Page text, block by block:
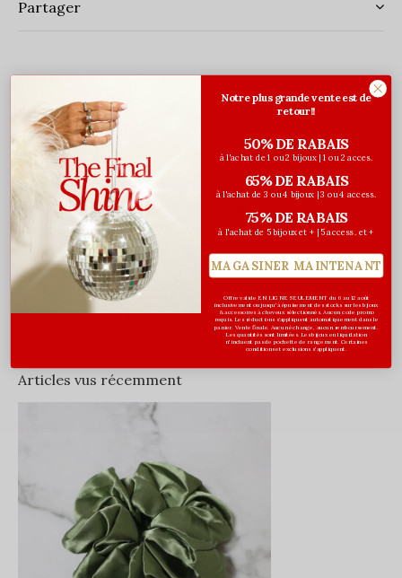
Partager
Description complète
Taille régulière
Élastique robuste et ultraextensible
Tissu satiné brillant
Convient à tous les types de cheveux
Évaluations
0/ 5
Articles vus récemment
Notre plus grande vente est de
retour!!
50% DE RABAIS
à l'achat de 1 ou 2 bijoux | 1 ou 2 acces.
65% DE RABAIS
à l'achat de 3 ou 4 bijoux | 3 ou 4 access.
75% DE RABAIS
à l'achat de 5 bijoux et + | 5 access. et +
MAGASINER MAINTENANT
Offre valide EN LIGNE SEULEMENT du 6 au 12 août
inclusivement ou jusqu'à épuisement des stocks sur les bijoux
& accessoires à cheveux sélectionnés. Aucun code promo
requis. Les réductions s’appliquent automatiquement dans le
panier. Vente finale. Aucun échange, aucun remboursement.
Les quantités sont limitées. Les bijoux en liquidation
n'incluent pas de pochette de rangement. Certaines
conditions et exclusions s'appliquent.